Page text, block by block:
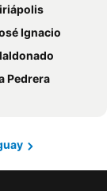
Ignacio
Pedrera